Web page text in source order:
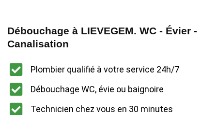
Débouchage à LIEVEGEM. WC - Évier -
Canalisation
Plombier qualifié à votre service 24h/7
Débouchage WC, évie ou baignoire
Technicien chez vous en 30 minutes